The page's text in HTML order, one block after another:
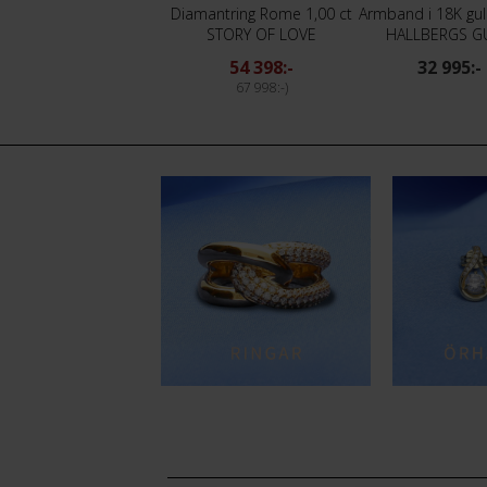
Diamantring Rome 1,00 ct
STORY OF LOVE
54 398:-
67 998:-
Armband i 18K
HALLBERGS
32 995:-